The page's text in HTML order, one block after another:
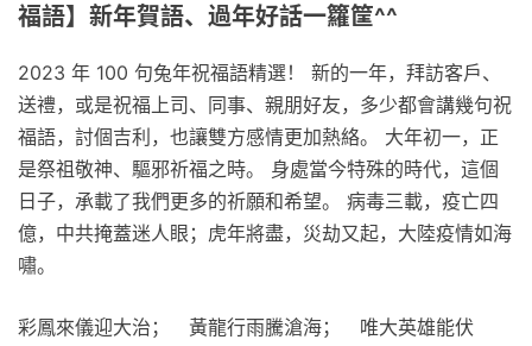
福語】新年賀語、過年好話一籮筐^^
2023 年 100 句兔年祝福語精選！ 新的一年，拜訪客戶、
送禮，或是祝福上司、同事、親朋好友，多少都會講幾句祝
福語，討個吉利，也讓雙方感情更加熱絡。 大年初一，正
是祭祖敬神、驅邪祈福之時。 身處當今特殊的時代，這個
日子，承載了我們更多的祈願和希望。 病毒三載，疫亡四
億，中共掩蓋迷人眼；虎年將盡，災劫又起，大陸疫情如海
嘯。
彩鳳來儀迎大治； 黃龍行雨騰滄海； 唯大英雄能伏